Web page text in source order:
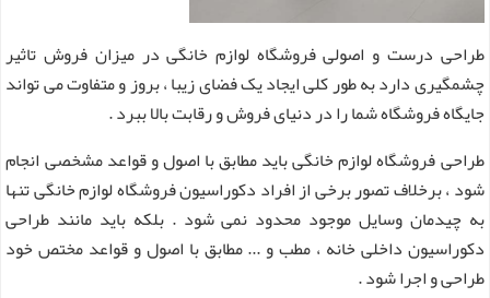
طراحی درست و اصولی فروشگاه لوازم خانگی در میزان فروش تاثیر
چشمگیری دارد به طور کلی ایجاد یک فضای زیبا ، بروز و متفاوت می‌ تواند
جایگاه فروشگاه شما را در دنیای فروش و رقابت بالا ببرد .
طراحی فروشگاه لوازم خانگی باید مطابق با اصول و قواعد مشخصی انجام
شود ، برخلاف تصور برخی از افراد دکوراسیون فروشگاه لوازم خانگی تنها
به چیدمان وسایل موجود محدود نمی شود . بلکه باید مانند طراحی
دکوراسیون داخلی خانه ، مطب و ... مطابق با اصول و قواعد مختص خود
طراحی و اجرا شود .